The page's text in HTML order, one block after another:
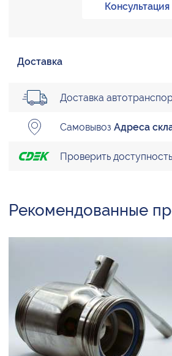
Консультация
Доставка
Доставка
Самовывоз Адреса
Проверить доступность
Рекомендованные